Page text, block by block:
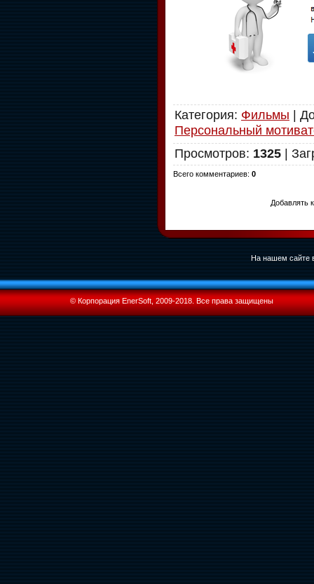
Категория: Фильмы |
Персональный
Просмотров: 1325 |
Всего комментариев: 0
Добавлять
На нашем сайте
© Корпорация EnerSoft, 2009-2018. Все права защищены